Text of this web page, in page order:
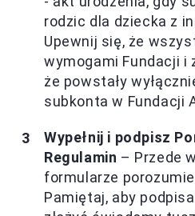
rodzic dla dziecka z
Upewnij się, że
wymogami Fundacji i
że powstały
subkonta w Fundacji
Wypełnij i podpisz
Regulamin – Przede
formularze
Pamiętaj, aby